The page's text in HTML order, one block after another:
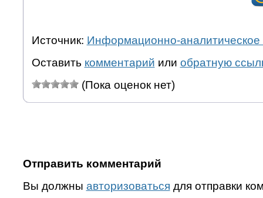
Источник: Информационно-аналитическое
Оставить комментарий или обратную
(Пока оценок нет)
Отправить комментарий
Вы должны авторизоваться для отправки